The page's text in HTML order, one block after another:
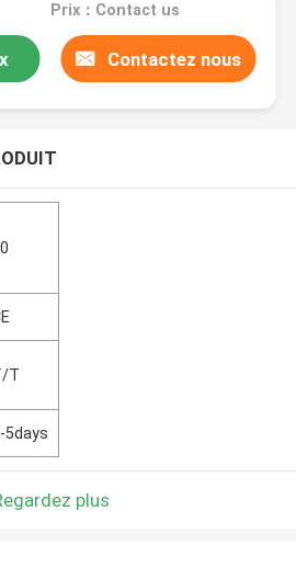
Prix：Contact us
Contactez nous
T
5days
plus